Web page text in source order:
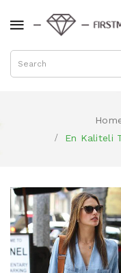
En Kaliteli